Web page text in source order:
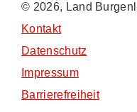
© 2026, Land
Kontakt
Datenschutz
Impressum
Barrierefreiheit